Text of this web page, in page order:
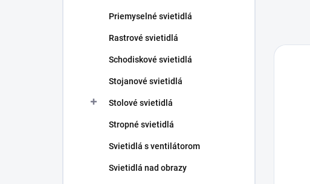
Priemyselné svietidlá
Rastrové svietidlá
Schodiskové svietidlá
Stojanové svietidlá
Stolové svietidlá
Stropné svietidlá
Svietidlá s ventilátorom
Svietidlá nad obrazy